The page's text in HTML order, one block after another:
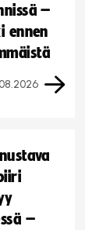
–
ennen
–